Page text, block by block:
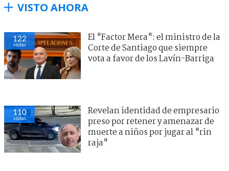
VISTO AHORA
122
visitas
El "Factor Mera": el ministro de la
Corte de Santiago que siempre
vota a favor de los Lavín-Barriga
110
visitas
Revelan identidad de empresario
preso por retener y amenazar de
muerte a niños por jugar al "rin
raja"